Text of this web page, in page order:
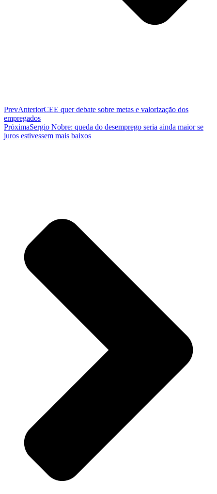
PrevAnteriorCEE quer debate sobre metas e valorização dos
empregados
PróximaSergio Nobre: queda do desemprego seria ainda maior se
juros estivessem mais baixos